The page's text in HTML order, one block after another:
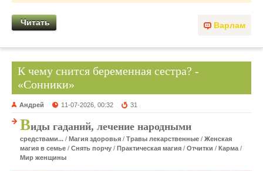
Варлам
Читать
К чему снится беременная сестра? -
«Сонники»
Андрей 11-07-2026, 00:32 31
Виды гаданий, лечение народными
средствами... / Магия здоровья / Травы лекарственные / Женская
магия в семье / Снять порчу / Практическая магия / Отчитки / Карма /
Мир женщины